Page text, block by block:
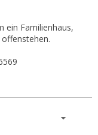
ein Familienhaus,